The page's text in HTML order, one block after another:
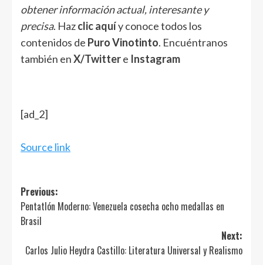
obtener información actual, interesante y
precisa. Hazclic aquíy conoce todos los
contenidos de Puro Vinotinto. Encuéntranos
también enX/Twittere Instagram
[ad_2]
Source link
Post
navigation
Previous:
Pentatlón Moderno: Venezuela cosecha ocho medallas en
Brasil
Next:
Carlos Julio Heydra Castillo: Literatura Universal y Realismo